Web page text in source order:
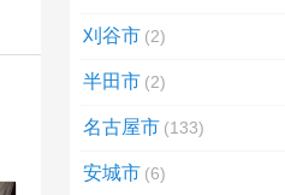
刈谷市 2
半田市 2
名古屋市 133
安城市 6